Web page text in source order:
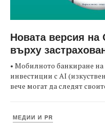
Новата версия
върху
• Мобилното банкиране
инвестиции с AI
вече могат да следят
МЕДИИ И PR